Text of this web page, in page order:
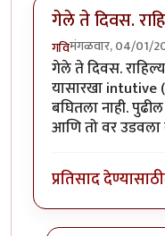
गेले ते दिवस.
गविमंगळवार, 04/01/
गेले ते दिवस.
यासारखा intutive
बघितला नाही.
आणि तो वर
प्रतिसाद देण्यासाठी